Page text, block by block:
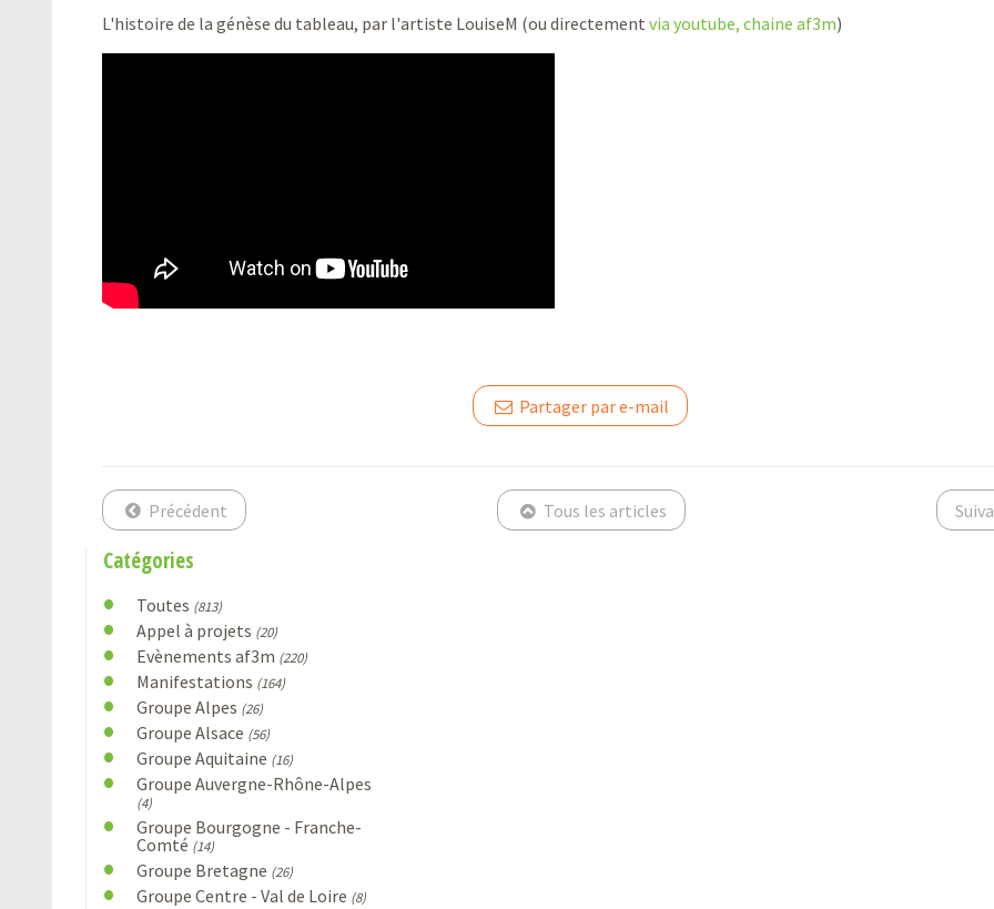
L'histoire de la génèse du tableau, par l'artiste LouiseM (ou directement via youtube, chaine af3m)
Partager par e-mail
Précédent Tous les articles
Catégories
Toutes (813)
Appel à projets (20)
Evènements af3m (220)
Manifestations (164)
Groupe Alpes (26)
Groupe Alsace (56)
Groupe Aquitaine (16)
Groupe Auvergne-Rhône-Alpes
(4)
Groupe Bourgogne - Franche-
Comté (14)
Groupe Bretagne (26)
Groupe Centre - Val de Loire (8)